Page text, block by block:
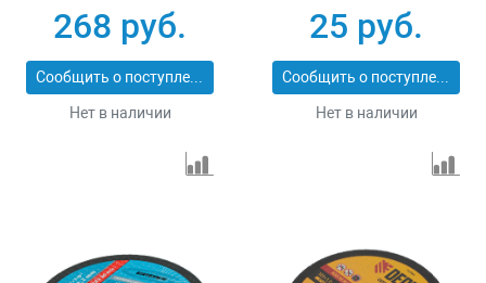
36200-76-1.0-H5_z03
268 руб.
Сообщить о поступлении
Нет в наличии
743307
25 руб.
Сообщить о поступлении
Нет в наличии